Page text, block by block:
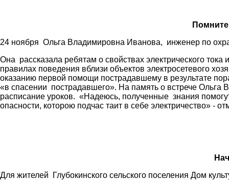
24 ноября Ольга Владимировна Иванова, инженер по
Она рассказала ребятам о свойствах электрического
правилах поведения вблизи объектов электросетевого
оказанию первой помощи пострадавшему в результате
«в спасении пострадавшего». На память о встрече
расписание уроков. «Надеюсь, полученные знания
опасности, которою подчас таит в себе электричество» -
Для жителей Глубокинского сельского поселения Дом